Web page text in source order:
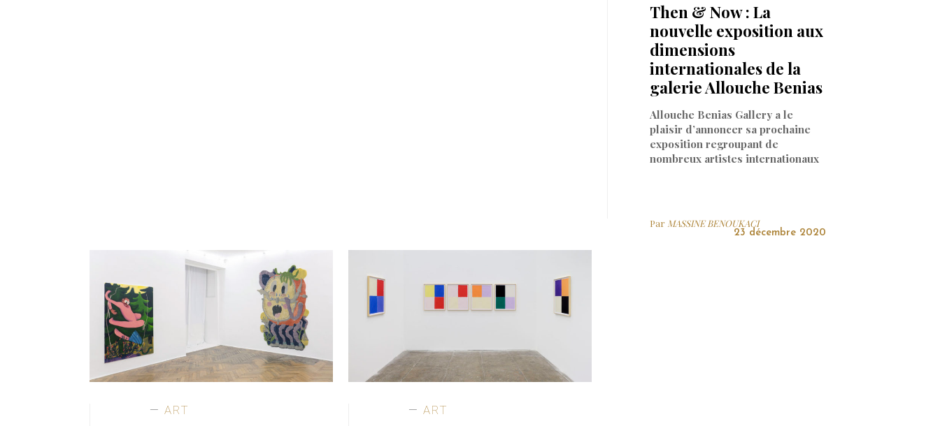
Then & Now : La
nouvelle exposition aux
dimensions
internationales de la
galerie Allouche Benias
Allouche Benias Gallery a le
plaisir d’annoncer sa prochaine
exposition regroupant de
nombreux artistes internationaux
Par MASSINE BENOUKACI
23 décembre 2020
ART ART